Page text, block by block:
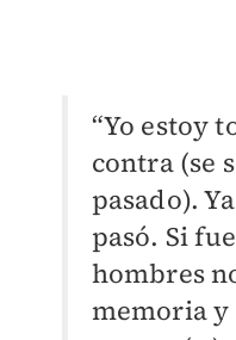
“Yo estoy
contra (se
pasado).
pasó. Si
hombres
memoria y